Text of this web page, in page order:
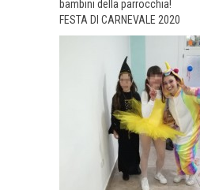
bambini della parrocchia!
FESTA DI CARNEVALE 2020